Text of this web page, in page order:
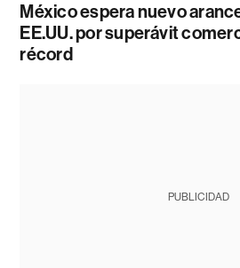
México espera nuevo
EE.UU. por superávit
récord
PUBLICIDAD